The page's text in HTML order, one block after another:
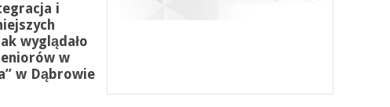
i
wyglądało
w
w Dąbrowie